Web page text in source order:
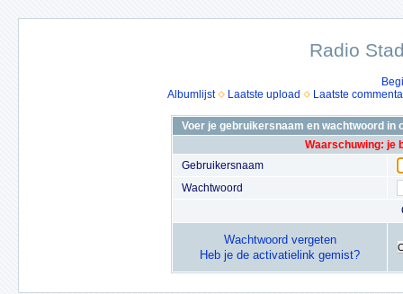
Radio
Albumlijst
Laatste upload Laatste
Voer je gebruikersnaam en wachtwoord in
Waarschuwing: je
Gebruikersnaam
Wachtwoord
Wachtwoord vergeten
Heb je de activatielink gemist?